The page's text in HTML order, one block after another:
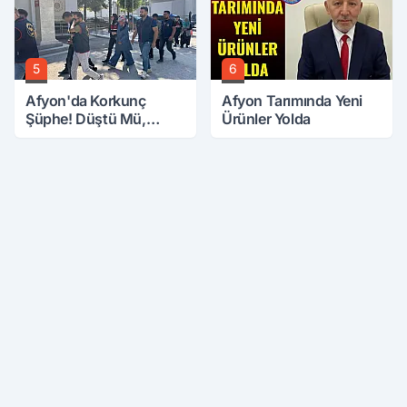
5
Afyon'da Korkunç
Şüphe! Düştü Mü,
6
Afyon Tarımında Yeni
Ürünler Yolda